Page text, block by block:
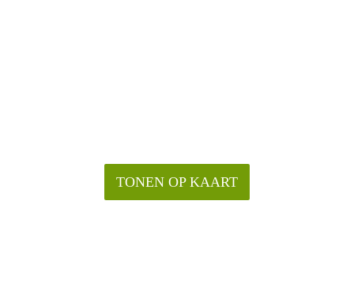
TONEN OP KAART